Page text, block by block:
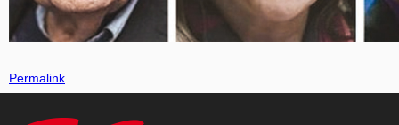
Permalink